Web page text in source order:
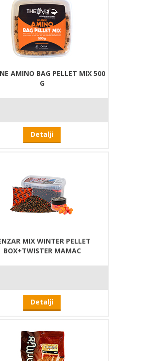
AMINO BAG PELLET MIX 500
G
Detalji
MIX WINTER PELLET
BOX+TWISTER MAMAC
Detalji